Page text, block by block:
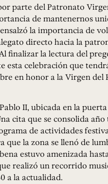
parte del Patronato
de mantenernos
la importancia de
directo hacia la
finalizar la lectura del
esta celebración que
en honor a la Virgen del
II, ubicada en la
cita que se consolida
de actividades
que la zona se llenó de
estuvo amenizada
realizó un recorrido
a la actualidad.